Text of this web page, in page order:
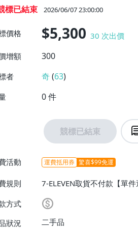
標已結束 2026/06/07 23:00:00
價格 $5,300 30 次出價
增額
300
者 奇 (63)
0件
競標已結束
活動 運費抵用券 驚喜$99免運
規則
7-ELEVEN取貨不付款【單
滿50件或消費滿$100000
或消費滿$50000免運費】
方式
狀況
二手品